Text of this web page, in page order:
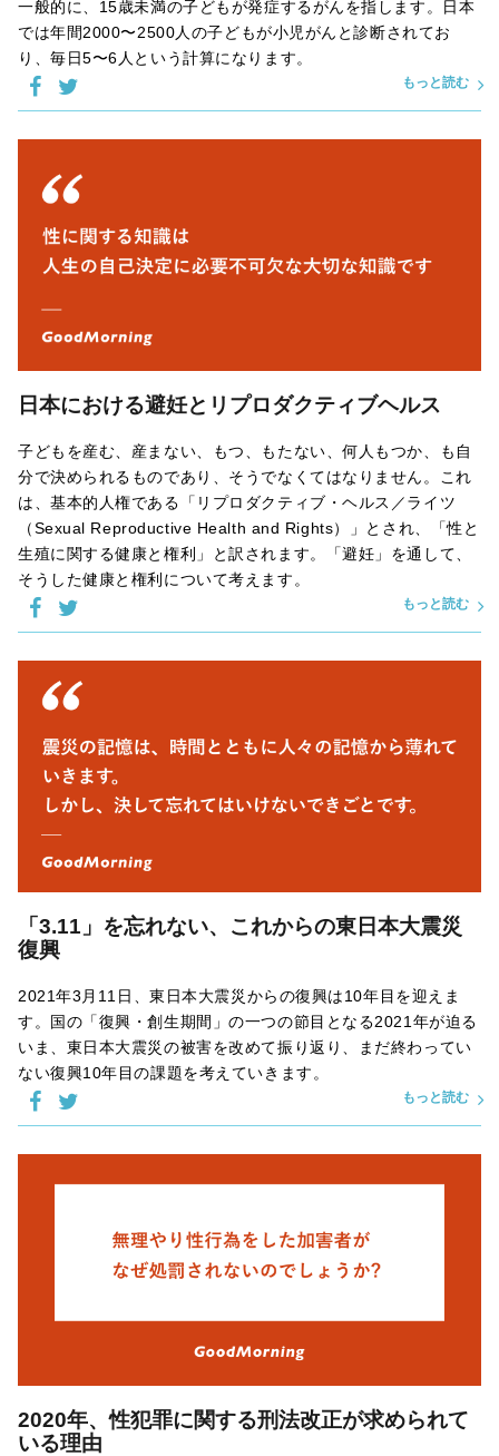
一般的に、15歳未満の子どもが発症するがんを指します。日本
では年間2000〜2500人の子どもが小児がんと診断されてお
り、毎日5〜6人という計算になります。
もっと読む
日本における避妊とリプロダクティブヘルス
子どもを産む、産まない、もつ、もたない、何人もつか、も自
分で決められるものであり、そうでなくてはなりません。これ
は、基本的人権である「リプロダクティブ・ヘルス／ライツ
（Sexual Reproductive Health and Rights）」とされ、「性と
生殖に関する健康と権利」と訳されます。「避妊」を通して、
そうした健康と権利について考えます。
もっと読む
「3.11」を忘れない、これからの東日本大震災
復興
2021年3月11日、東日本大震災からの復興は10年目を迎えま
す。国の「復興・創生期間」の一つの節目となる2021年が迫る
いま、東日本大震災の被害を改めて振り返り、まだ終わってい
ない復興10年目の課題を考えていきます。
もっと読む
2020年、性犯罪に関する刑法改正が求められて
いる理由